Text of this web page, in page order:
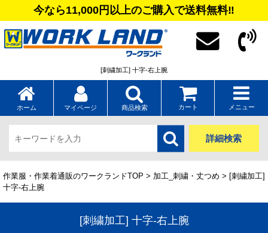
今なら11,000円以上のご購入で送料無料‼
[刺繍加工] 十字-右上腕
ホーム マイページ 商品検索 カート メニュー
詳細検索
作業服・作業着通販のワークランドTOP > 加工_刺繍・丈つめ > [刺繍加工]
十字-右上腕
[刺繍加工] 十字-右上腕